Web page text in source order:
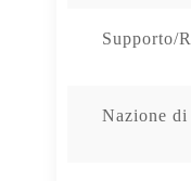
Supporto/
Nazione